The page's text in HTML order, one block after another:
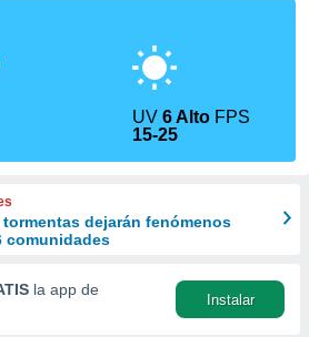
UV6 Alto FPS
15-25
tormentas dejarán fenómenos
comunidades
la app de
Instalar